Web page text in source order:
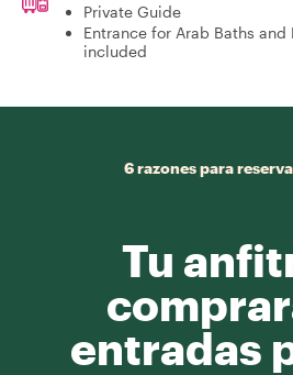
Private Guide
Entrance for Arab Baths and
included
6 razones para
Tu
entradas